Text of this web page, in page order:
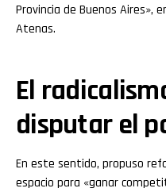
Provincia de Buenos Aires»,
Atenas.
El
disputar el
En este sentido, propuso
espacio para «ganar